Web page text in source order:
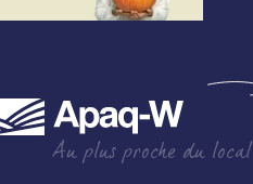
Au plus proche du local